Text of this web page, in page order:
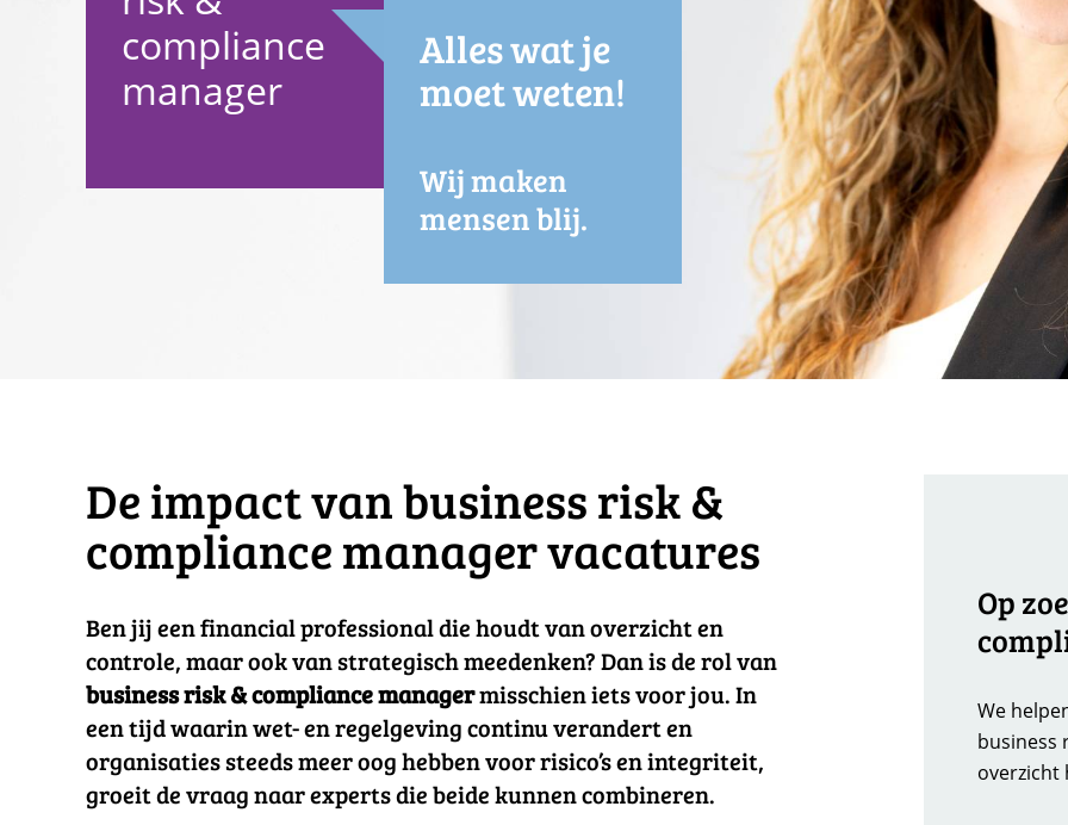
compliance
manager
Alles wat je
moet weten!
Wij maken
mensen blij.
De impact van business risk &
compliance manager vacatures
Ben jij een financial professional die houdt van overzicht en
controle, maar ook van strategisch meedenken? Dan is de rol van
business risk & compliance managermisschien iets voor jou. In
een tijd waarin wet- en regelgeving continu verandert en
organisaties steeds meer oog hebben voor risico’s en integriteit,
groeit de vraag naar experts die beide kunnen combineren.
Op
We
business
overzicht